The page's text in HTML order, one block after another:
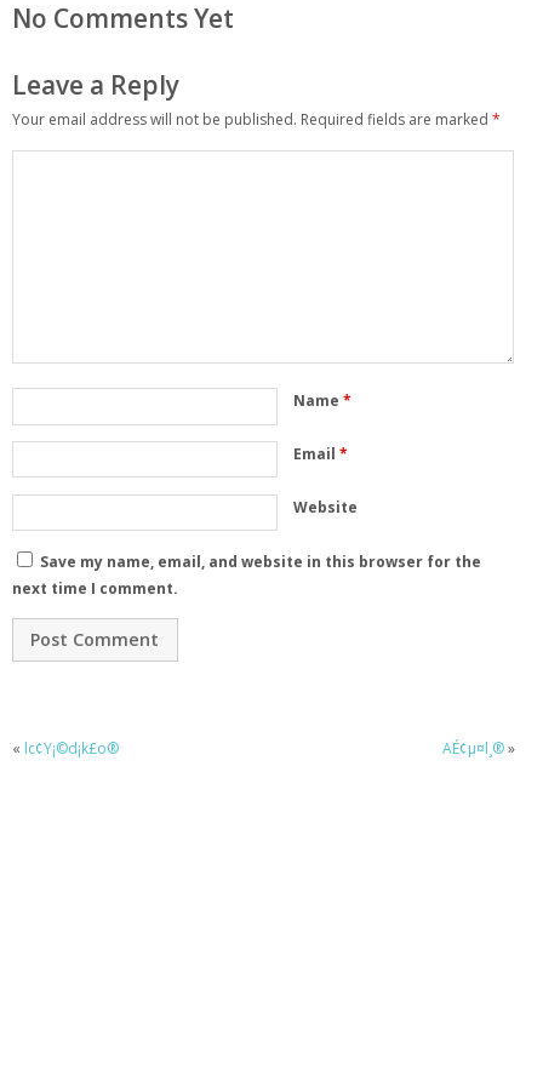
No Comments Yet
Leave a Reply
Your email address will not be published. Required fields are marked *
Name *
Email *
Website
Save my name, email, and website in this browser for the
next time I comment.
« lc¢Y¡©d¡k£o® AÉ¢µ¤l¸®»